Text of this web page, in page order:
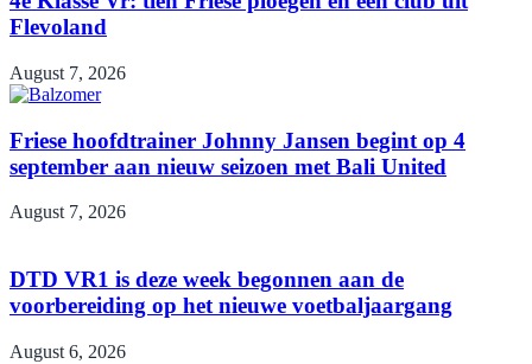
Flevoland
August 7, 2026
Friese hoofdtrainer Johnny Jansen begint op 4
september aan nieuw seizoen met Bali United
August 7, 2026
DTD VR1 is deze week begonnen aan de
voorbereiding op het nieuwe voetbaljaargang
August 6, 2026